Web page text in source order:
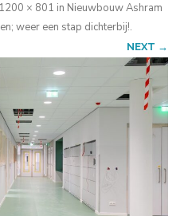
1200 × 801 in Nieuwbouw Ashram
weer een stap dichterbij!.
NEXT →